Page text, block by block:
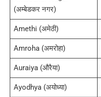
(अम्बेडकर नगर)
Amethi (अमेठी)
Amroha (अमरोहा)
Auraiya (औरैया)
Ayodhya (अयोध्या)